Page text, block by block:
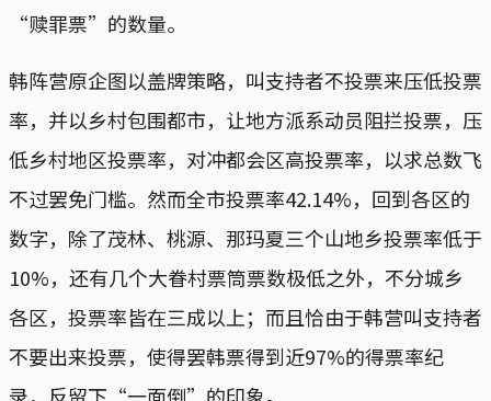
“赎罪票”的数量。
韩阵营原企图以盖牌策略，叫支持者不投票来压低投票
率，并以乡村包围都市，让地方派系动员阻拦投票，压
低乡村地区投票率，对冲都会区高投票率，以求总数飞
不过罢免门槛。然而全市投票率42.14%，回到各区的
数字，除了茂林、桃源、那玛夏三个山地乡投票率低于
10%，还有几个大眷村票筒票数极低之外，不分城乡
各区，投票率皆在三成以上；而且恰由于韩营叫支持者
不要出来投票，使得罢韩票得到近97%的得票率纪
录，反留下“一面倒”的印象。